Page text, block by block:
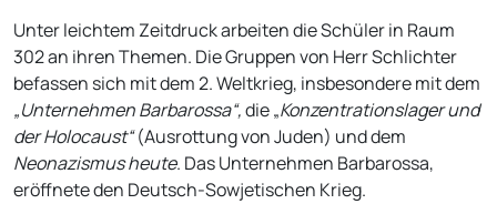
Unter leichtem Zeitdruck arbeiten die Schüler in Raum
302 an ihren Themen. Die Gruppen von Herr Schlichter
befassen sich mit dem 2. Weltkrieg, insbesondere mit dem
„Unternehmen Barbarossa“,die „Konzentrationslager und
der Holocaust“(Ausrottung von Juden) und dem
Neonazismusheute. Das Unternehmen Barbarossa,
eröffnete den Deutsch-Sowjetischen Krieg.